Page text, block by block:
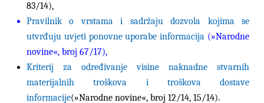
83/14),
Pravilnik o vrstama i sadržaju dozvola kojima se
utvrđuju uvjeti ponovne uporabe informacija (»Narodne
novine«, broj 67/17),
Kriterij za određivanje visine naknadne stvarnih
materijalnih troškova i troškova dostave
informacije(»Narodne novine«, broj 12/14, 15/14).